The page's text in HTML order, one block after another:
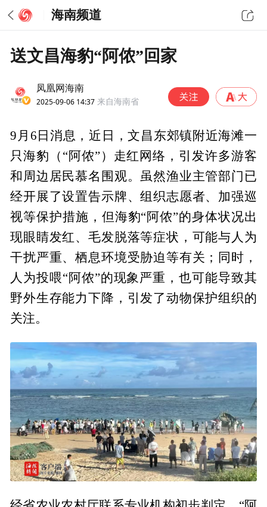
海南频道
送文昌海豹“阿侬”回家
凤凰网海南
2025-09-06 14:37 来自海南省
9月6日消息，近日，文昌东郊镇附近海滩一
只海豹（“阿侬”）走红网络，引发许多游客
和周边居民慕名围观。虽然渔业主管部门已
经开展了设置告示牌、组织志愿者、加强巡
视等保护措施，但海豹“阿侬”的身体状况出
现眼睛发红、毛发脱落等症状，可能与人为
干扰严重、栖息环境受胁迫等有关；同时，
人为投喂“阿侬”的现象严重，也可能导致其
野外生存能力下降，引发了动物保护组织的
关注。